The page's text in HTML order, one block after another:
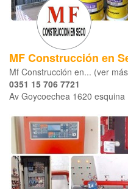
MF Construcción en
Mf Construcción en... (ver
0351 15 706 7721
Av Goycoechea 1620